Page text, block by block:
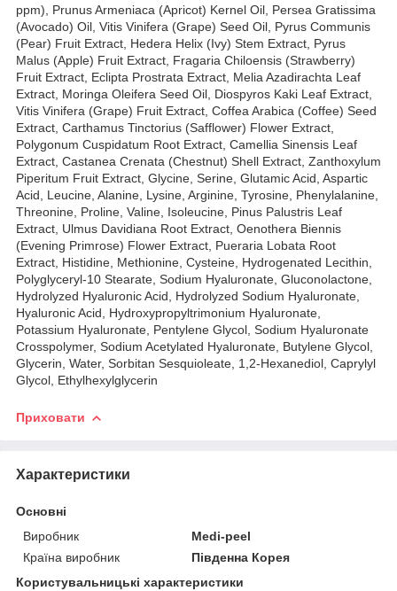
ppm), Prunus Armeniaca (Apricot) Kernel Oil, Persea Gratissima
(Avocado) Oil, Vitis Vinifera (Grape) Seed Oil, Pyrus Communis
(Pear) Fruit Extract, Hedera Helix (Ivy) Stem Extract, Pyrus
Malus (Apple) Fruit Extract, Fragaria Chiloensis (Strawberry)
Fruit Extract, Eclipta Prostrata Extract, Melia Azadirachta Leaf
Extract, Moringa Oleifera Seed Oil, Diospyros Kaki Leaf Extract,
Vitis Vinifera (Grape) Fruit Extract, Coffea Arabica (Coffee) Seed
Extract, Carthamus Tinctorius (Safflower) Flower Extract,
Polygonum Cuspidatum Root Extract, Camellia Sinensis Leaf
Extract, Castanea Crenata (Chestnut) Shell Extract, Zanthoxylum
Piperitum Fruit Extract, Glycine, Serine, Glutamic Acid, Aspartic
Acid, Leucine, Alanine, Lysine, Arginine, Tyrosine, Phenylalanine,
Threonine, Proline, Valine, Isoleucine, Pinus Palustris Leaf
Extract, Ulmus Davidiana Root Extract, Oenothera Biennis
(Evening Primrose) Flower Extract, Pueraria Lobata Root
Extract, Histidine, Methionine, Cysteine, Hydrogenated Lecithin,
Polyglyceryl-10 Stearate, Sodium Hyaluronate, Gluconolactone,
Hydrolyzed Hyaluronic Acid, Hydrolyzed Sodium Hyaluronate,
Hyaluronic Acid, Hydroxypropyltrimonium Hyaluronate,
Potassium Hyaluronate, Pentylene Glycol, Sodium Hyaluronate
Crosspolymer, Sodium Acetylated Hyaluronate, Butylene Glycol,
Glycerin, Water, Sorbitan Sesquioleate, 1,2-Hexanediol, Caprylyl
Glycol, Ethylhexylglycerin
Приховати
Характеристики
Основні
Виробник
Medi-peel
Країна виробник
Південна Корея
Користувальницькі характеристики